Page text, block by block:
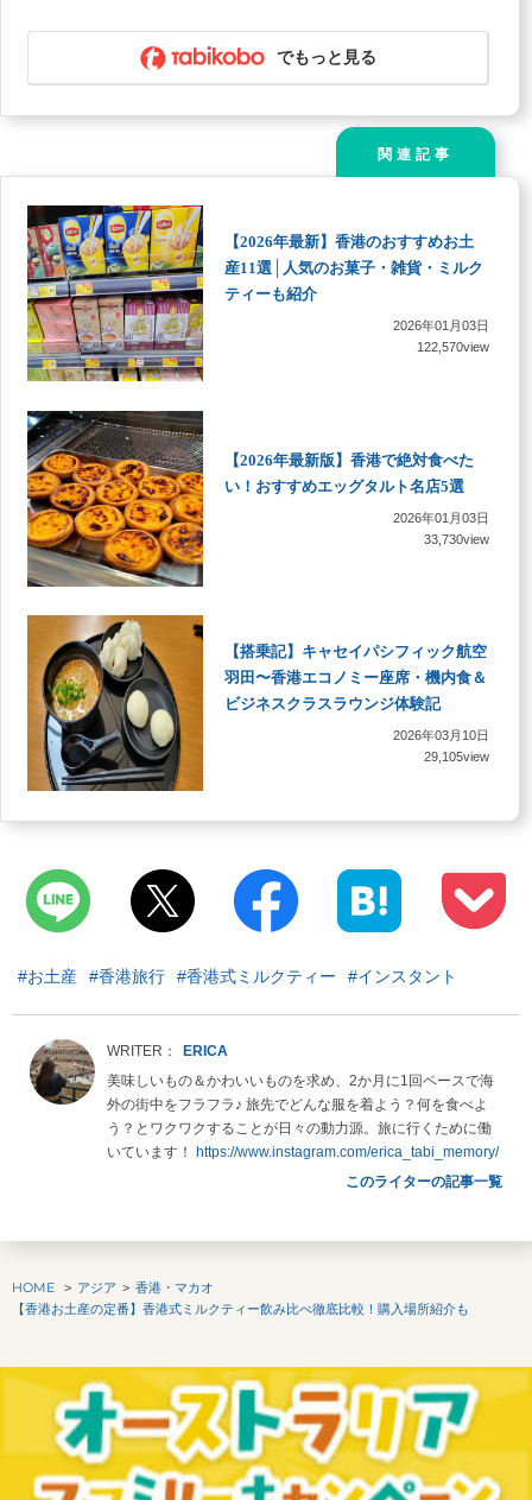
でもっと見る
関連記事
【2026年最新】香港のおすすめお土
産11選│人気のお菓子・雑貨・ミルク
ティーも紹介
2026年01月03日
122,570view
【2026年最新版】香港で絶対食べた
い！おすすめエッグタルト名店5選
2026年01月03日
33,730view
【搭乗記】キャセイパシフィック航空
羽田〜香港エコノミー座席・機内食＆
ビジネスクラスラウンジ体験記
2026年03月10日
29,105view
#お土産 #香港旅行 #香港式ミルクティー #インスタント
ERICA
美味しいもの＆かわいいものを求め、2か月に1回ペースで海
外の街中をフラフラ♪ 旅先でどんな服を着よう？何を食べよ
う？とワクワクすることが日々の動力源。旅に行くために働
いています！
https://www.instagram.com/erica_tabi_memory/
このライターの記事一覧
HOME アジア
香港・マカオ
【香港お土産の定番】香港式ミルクティー飲み比べ徹底比較！購入場所紹介も